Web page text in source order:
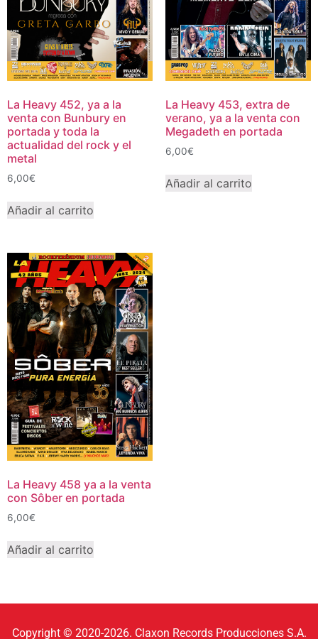
La Heavy 452, ya a la
venta con Bunbury en
portada y toda la
actualidad del rock y el
metal
6,00€
Añadir al carrito
La Heavy 453, extra de
verano, ya a la venta con
Megadeth en portada
6,00€
Añadir al carrito
La Heavy 458 ya a la venta
con Sôber en portada
6,00€
Añadir al carrito
Copyright © 2020-2026. Claxon Records Producciones S.A.